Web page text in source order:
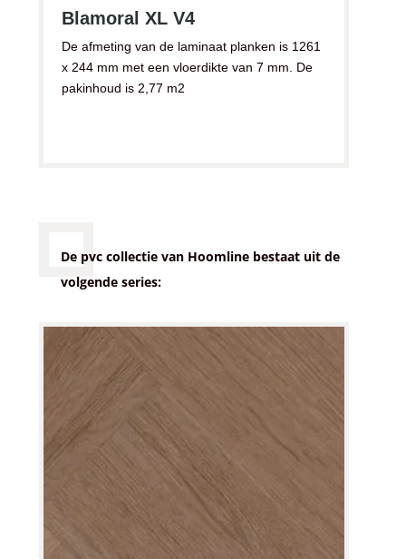
Blamoral XL V4
De afmeting van de laminaat planken is 1261
x 244 mm met een vloerdikte van 7 mm. De
pakinhoud is 2,77 m2
De pvc collectie van Hoomline bestaat uit de
volgende series: